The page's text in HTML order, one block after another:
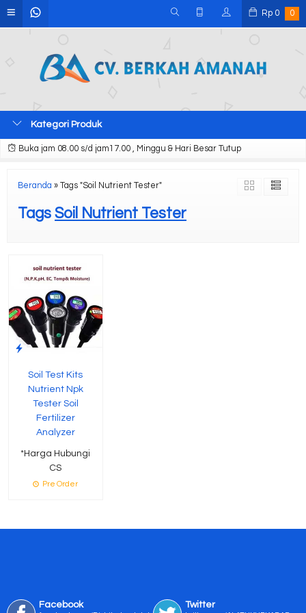
Rp 0 0
Kategori Produk
Buka jam 08.00 s/d jam17.00 , Minggu & Hari Besar Tutup
Beranda » Tags "Soil Nutrient Tester"
Tags Soil Nutrient Tester
Soil Test Kits
Nutrient Npk
Tester Soil
Fertilizer
Analyzer
*Harga Hubungi
CS
Pre Order
Facebook Twitter